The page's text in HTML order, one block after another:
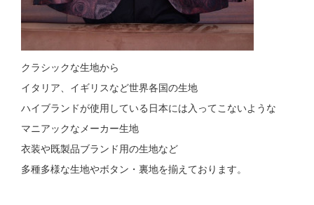
クラシックな生地から
イタリア、イギリスなど世界各国の生地
ハイブランドが使用している日本には入ってこないような
マニアックなメーカー生地
衣装や既製品ブランド用の生地など
多種多様な生地やボタン・裏地を揃えております。